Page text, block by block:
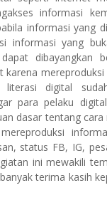
informasi
informasi yang
informasi yang
dibayangkan
karena
digital
para pelaku
dasar tentang
status FB, IG,
ini mewakili
terima kasih